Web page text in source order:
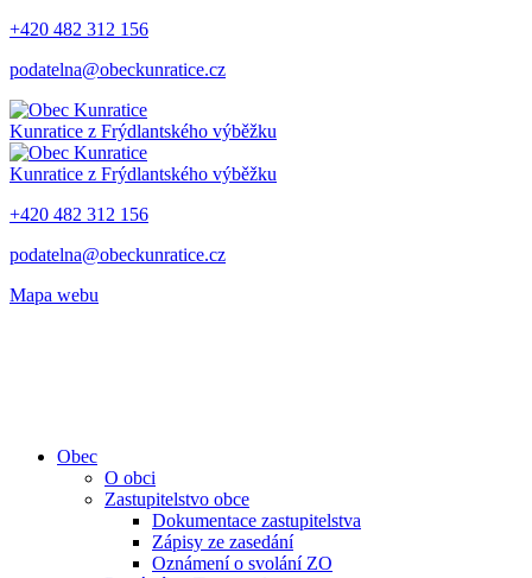
+420 482 312 156
podatelna@obeckunratice.cz
Kunratice z Frýdlantského výběžku
Kunratice z Frýdlantského výběžku
+420 482 312 156
podatelna@obeckunratice.cz
Mapa webu
Obec
O obci
Zastupitelstvo obce
Dokumentace zastupitelstva
Zápisy ze zasedání
Oznámení o svolání ZO